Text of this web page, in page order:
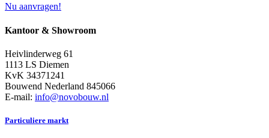
Nu aanvragen!
Kantoor & Showroom
Heivlinderweg 61
1113 LS Diemen
KvK 34371241
Bouwend Nederland 845066
E-mail: info@novobouw.nl
Particuliere markt